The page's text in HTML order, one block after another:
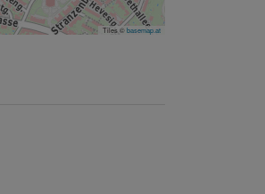
Tiles ©basemap.at